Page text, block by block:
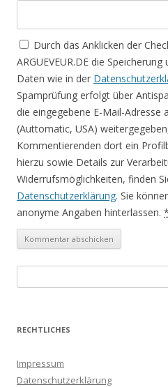
Durch das Anklicken der
ARGUEVEUR.DE die
Daten wie in der
Spamprüfung erfolgt über
die eingegebene E-Mail-Adresse
(Auttomatic, USA)
Kommentierenden dort ein
hierzu sowie Details zur
Widerrufsmöglichkeiten, finden
Datenschutzerklärung. Sie
anonyme Angaben hinterlassen. *
u
h
n
a
RECHTLICHES
Impressum
Datenschutzerklärung